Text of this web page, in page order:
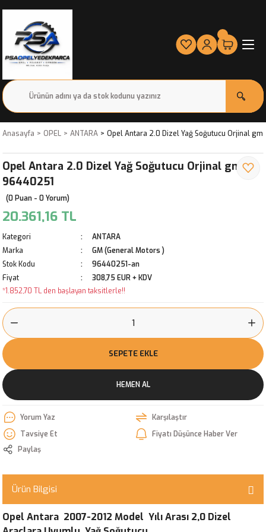
Anasayfa OPEL ANTARA Opel Antara 2.0 Dizel Yağ Soğutucu Orjinal
Opel Antara 2.0 Dizel Yağ Soğutucu Orjinal gm
96440251
(0 Puan - 0 Yorum)
20.361,16 TL
Kategori
ANTARA
Marka
GM (General Motors )
Stok Kodu
96440251-an
Fiyat
308,75 EUR + KDV
*1.852,70 TL den başlayan taksitlerle!!
SEPETE EKLE
HEMEN AL
Yorum Yaz
Karşılaştır
Tavsiye Et
Fiyatı Düşünce Haber Ver
Paylaş
Ürün Bilgisi
Opel Antara 2007-2012 Model Yılı Arası 2,0 Dizel